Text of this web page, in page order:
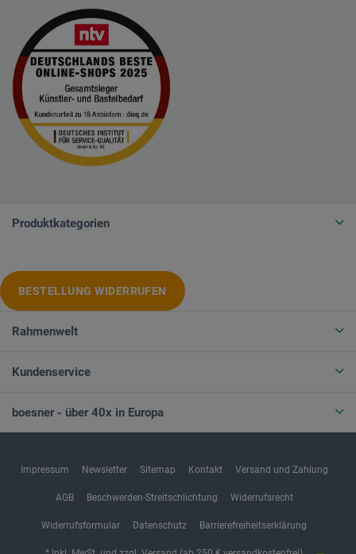
Produktkategorien
BESTELLUNG WIDERRUFEN
Rahmenwelt
Kundenservice
boesner - über 40x in Europa
Impressum Newsletter Sitemap Kontakt Versand und Zahlung
AGB Beschwerden-Streitschlichtung Widerrufsrecht
Widerrufsformular Datenschutz Barrierefreiheitserklärung